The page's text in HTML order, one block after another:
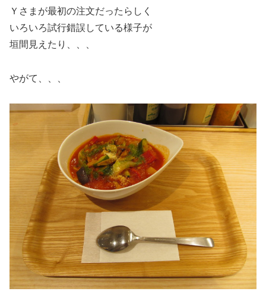
Ｙさまが最初の注文だったらしく
いろいろ試行錯誤している様子が
垣間見えたり、、、
やがて、、、